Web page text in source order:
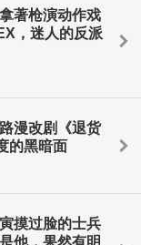
著枪演动作戏
，迷人的反派
漫改剧《退货
的黑暗面
摸过脸的士兵